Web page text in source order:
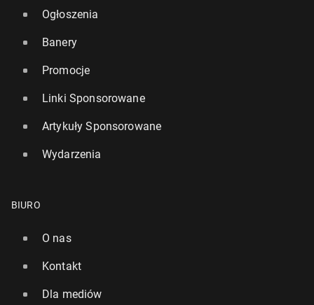
Ogłoszenia
Banery
Promocje
Linki Sponsorowane
Artykuły Sponsorowane
Wydarzenia
BIURO
O nas
Kontakt
Dla mediów